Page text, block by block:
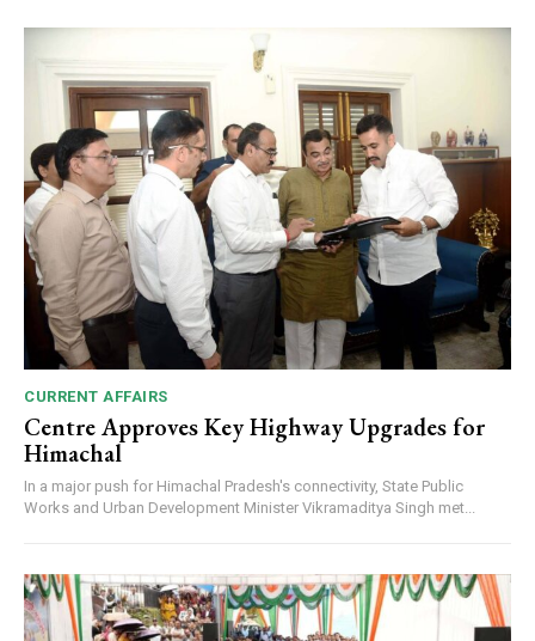
CURRENT AFFAIRS
Centre Approves Key Highway Upgrades for
Himachal
In a major push for Himachal Pradesh's connectivity, State Public
Works and Urban Development Minister Vikramaditya Singh met...